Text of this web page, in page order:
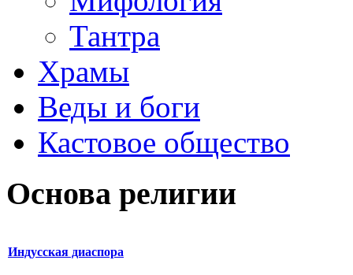
Тантра
Храмы
Веды и боги
Кастовое общество
Основа религии
Индусская диаспора